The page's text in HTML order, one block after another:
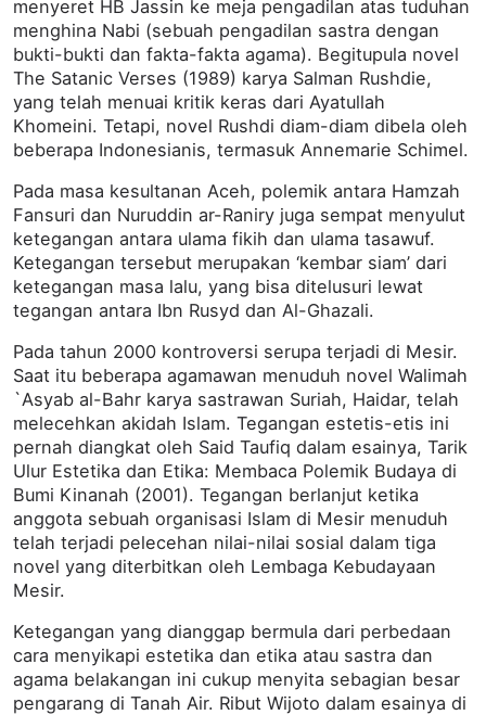
menyeret HB Jassin ke meja pengadilan atas tuduhan
menghina Nabi (sebuah pengadilan sastra dengan
bukti-bukti dan fakta-fakta agama). Begitupula novel
The Satanic Verses (1989) karya Salman Rushdie,
yang telah menuai kritik keras dari Ayatullah
Khomeini. Tetapi, novel Rushdi diam-diam dibela oleh
beberapa Indonesianis, termasuk Annemarie Schimel.
Pada masa kesultanan Aceh, polemik antara Hamzah
Fansuri dan Nuruddin ar-Raniry juga sempat menyulut
ketegangan antara ulama fikih dan ulama tasawuf.
Ketegangan tersebut merupakan ‘kembar siam’ dari
ketegangan masa lalu, yang bisa ditelusuri lewat
tegangan antara Ibn Rusyd dan Al-Ghazali.
Pada tahun 2000 kontroversi serupa terjadi di Mesir.
Saat itu beberapa agamawan menuduh novel Walimah
`Asyab al-Bahr karya sastrawan Suriah, Haidar, telah
melecehkan akidah Islam. Tegangan estetis-etis ini
pernah diangkat oleh Said Taufiq dalam esainya, Tarik
Ulur Estetika dan Etika: Membaca Polemik Budaya di
Bumi Kinanah (2001). Tegangan berlanjut ketika
anggota sebuah organisasi Islam di Mesir menuduh
telah terjadi pelecehan nilai-nilai sosial dalam tiga
novel yang diterbitkan oleh Lembaga Kebudayaan
Mesir.
Ketegangan yang dianggap bermula dari perbedaan
cara menyikapi estetika dan etika atau sastra dan
agama belakangan ini cukup menyita sebagian besar
pengarang di Tanah Air. Ribut Wijoto dalam esainya di